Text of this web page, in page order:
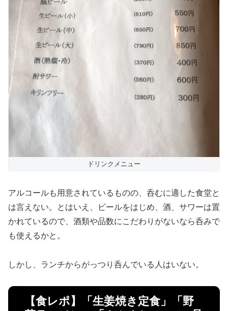
ドリンクメニュー
アルコールも用意されているものの、呑むに適した食堂と
は言えない。とはいえ、ビールをはじめ、酒、サワーは置
かれているので、酒類や品数にこだわりがないなら呑みで
も使えるかと。
しかし、ランチからがっつり呑んでいる人はいない。
【食レポ】「生姜焼き定食」「野